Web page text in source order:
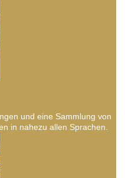
und eine Sammlung von
in nahezu allen Sprachen.